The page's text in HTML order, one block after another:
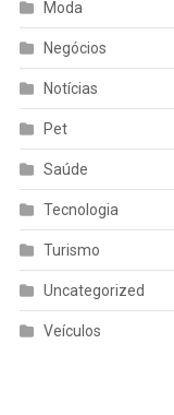
Moda
Negócios
Notícias
Pet
Saúde
Tecnologia
Turismo
Uncategorized
Veículos